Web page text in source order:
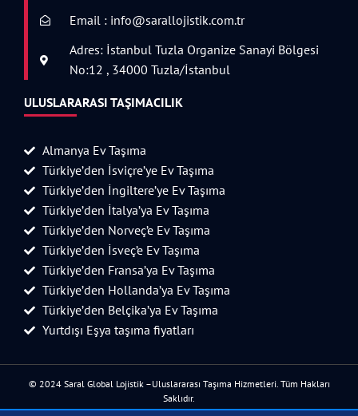
Email : info@sarallojistik.com.tr
Adres: İstanbul Tuzla Organize Sanayi Bölgesi
No:12 , 34000 Tuzla/İstanbul
ULUSLARARASI TAŞIMACILIK
Almanya Ev Taşıma
Türkiye’den İsviçre’ye Ev Taşıma
Türkiye’den İngiltere’ye Ev Taşıma
Türkiye’den İtalya’ya Ev Taşıma
Türkiye’den Norveç’e Ev Taşıma
Türkiye’den İsveç’e Ev Taşıma
Türkiye’den Fransa’ya Ev Taşıma
Türkiye’den Hollanda’ya Ev Taşıma
Türkiye’den Belçika’ya Ev Taşıma
Yurtdışı Eşya taşıma fiyatları
© 2024 Saral Global Lojistik –Uluslararası Taşıma Hizmetleri. Tüm Hakları
Saklıdır.